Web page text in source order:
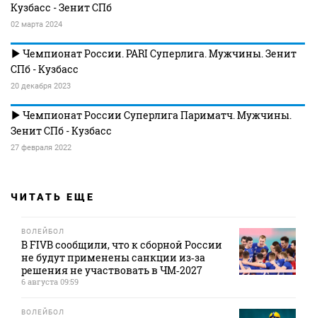
Кузбасс - Зенит СПб
02 марта 2024
Чемпионат России. PARI Суперлига. Мужчины. Зенит
СПб - Кузбасс
20 декабря 2023
Чемпионат России Суперлига Париматч. Мужчины.
Зенит СПб - Кузбасс
27 февраля 2022
ЧИТАТЬ ЕЩЕ
ВОЛЕЙБОЛ
В FIVB сообщили, что к сборной России
не будут применены санкции из‑за
решения не участвовать в ЧМ‑2027
6 августа 09:59
ВОЛЕЙБОЛ